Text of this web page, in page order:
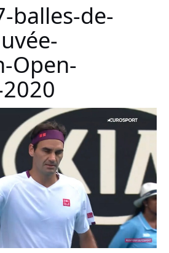
balles-de-
Open-